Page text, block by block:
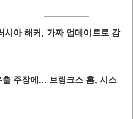
시아 해커, 가짜 업데이트로 감
주장에... 브링크스 홈, 시스